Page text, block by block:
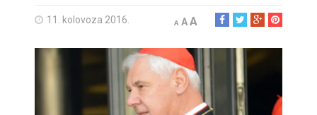
11. kolovoza 2016. A AA